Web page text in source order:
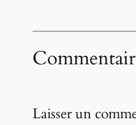
Laisser un